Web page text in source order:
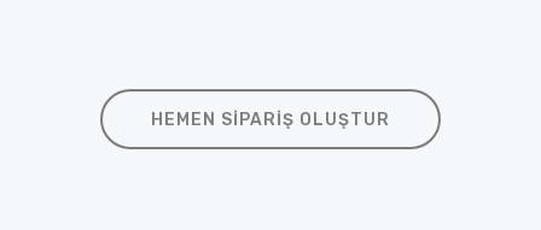
HEMEN SIPARIŞ OLUŞTUR